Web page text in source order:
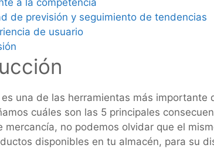
a la competencia
de previsión y seguimiento de tendencias
de usuario
es una de las herramientas más
cuáles son las 5 principales
mercancía, no podemos olvidar que el
disponibles en tu almacén, para su